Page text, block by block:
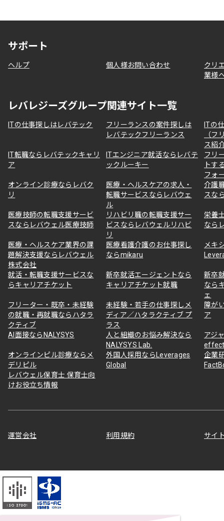
サポート
ヘルプ 個人様お問い合わせ
クリ
業様
レバレジーズグループ関連サイト一覧
ITの仕事探しはレバテック
フリーランスの案件探しは
レバテックフリーランス
ITの
（フ
ス紹
IT転職ならレバテックキャリ
ア
ITエンジニア就活ならレバテ
ックルーキー
フリ
トす
フォ
オンライン診療ならレバク
リ
医療・ヘルスケアの求人・
転職サービスならレバウェ
ル
介護
スな
医療技師の転職支援サービ
スならレバウェル医療技師
リハビリ職の転職支援サー
ビスならレバウェルリハビ
リ
栄養
なら
医療・ヘルスケア業界の課
題解決支援ならレバウェル
株式会社
医療看護介護のお仕事探し
ならmikaru
メキ
就活・転職支援サービスな
らキャリアチケット
新卒就活エージェントなら
キャリアチケット就職
新卒
なら
ェ
フリーター・既卒・未経験
の就職・再就職ならハタラ
クティブ
未経験・若手の仕事探しメ
ディア／ハタラクティブ プ
ラス
障が
ア
AI面接ならNALYSYS
人と組織のお悩み解決なら
NALYSYS Lab.
アジ
オンラインピル診療ならメ
デリピル
外国人採用ならLeverages
Global
企業
レバウェル保育士 保育士向
けお役立ち情報
運営会社 利用規約 サイ